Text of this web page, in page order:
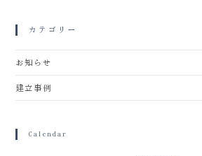
カテゴリー
お知らせ
建立事例
Calendar